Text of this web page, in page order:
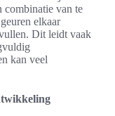
combinatie van te
elkaar
Dit leidt vaak
kan veel